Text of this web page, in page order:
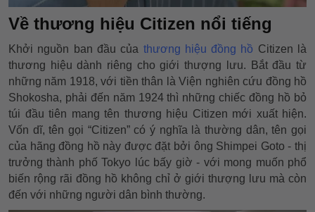
Về thương hiệu Citizen nổi tiếng
Khởi nguồn ban đầu của thương hiệu đồng hồ Citizen là
thương hiệu dành riêng cho giới thượng lưu. Bắt đầu từ
những năm 1918, với tiền thân là Viện nghiên cứu đồng hồ
Shokosha, phải đến năm 1924 thì những chiếc đồng hồ bỏ
túi đầu tiên mang tên thương hiệu Citizen mới xuất hiện.
Vốn dĩ, tên gọi “Citizen” có ý nghĩa là thường dân, tên gọi
của hãng đồng hồ này được đặt bởi ông Shimpei Goto - thị
trưởng thành phố Tokyo lúc bấy giờ - với mong muốn phổ
biến rộng rãi đồng hồ không chỉ ở giới thượng lưu mà còn
đến với những người dân bình thường.